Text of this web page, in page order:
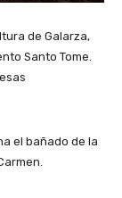
de Galarza,
Santo Tome.
el bañado de la